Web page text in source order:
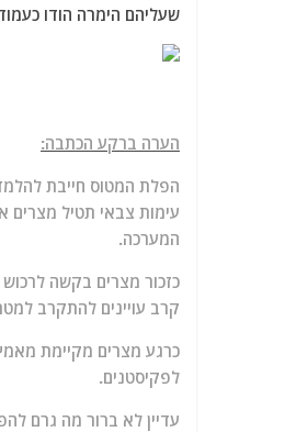
שעליהם הימרה הודו
הערה ברקע הכתבה:
הפלת המטוס חייבת
המערכה.
כזכור מצרים בקשה
קרב עויינים להתקרב
כרגע מצרים מקיימת מאמץ
לפקיסטנים.
עדיין לא ברור מה גרם